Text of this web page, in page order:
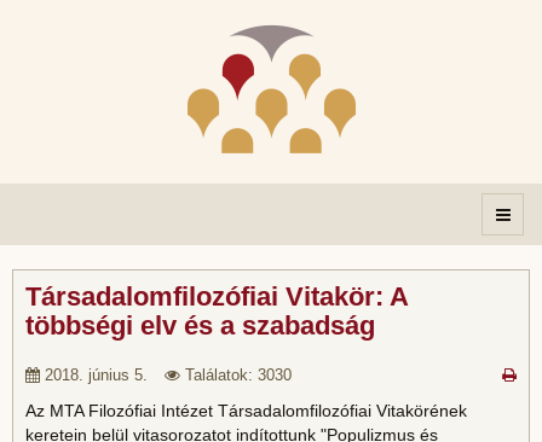
Társadalomfilozófiai Vitakör: A
többségi elv és a szabadság
2018. június 5. Találatok: 3030
Az MTA Filozófiai Intézet Társadalomfilozófiai Vitakörének
keretein belül vitasorozatot indítottunk "Populizmus és